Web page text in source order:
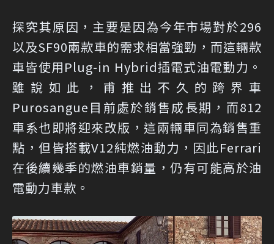
探究其原因，主要是因為今年市場對於296
以及SF90兩款車的需求相當強勁，而這輛款
車皆使用Plug-in Hybrid插電式油電動力。
雖說如此，甫推出不久的跨界車
Purosangue目前處於銷售成長期，而812
車系也即將迎來改版，這兩輛車同為銷售重
點，但皆搭載V12純燃油動力，因此Ferrari
在後續幾季的燃油車銷量，仍有可能高於油
電動力車款。